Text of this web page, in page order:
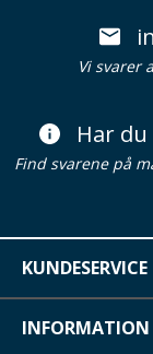
Vi svarer
Har
Find svarene på
KUNDESERVICE
INFORMATION